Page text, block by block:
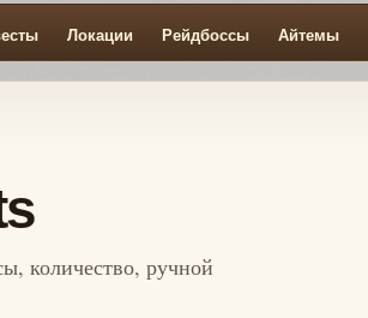
Локации Рейдбоссы Айтемы
количество, ручной